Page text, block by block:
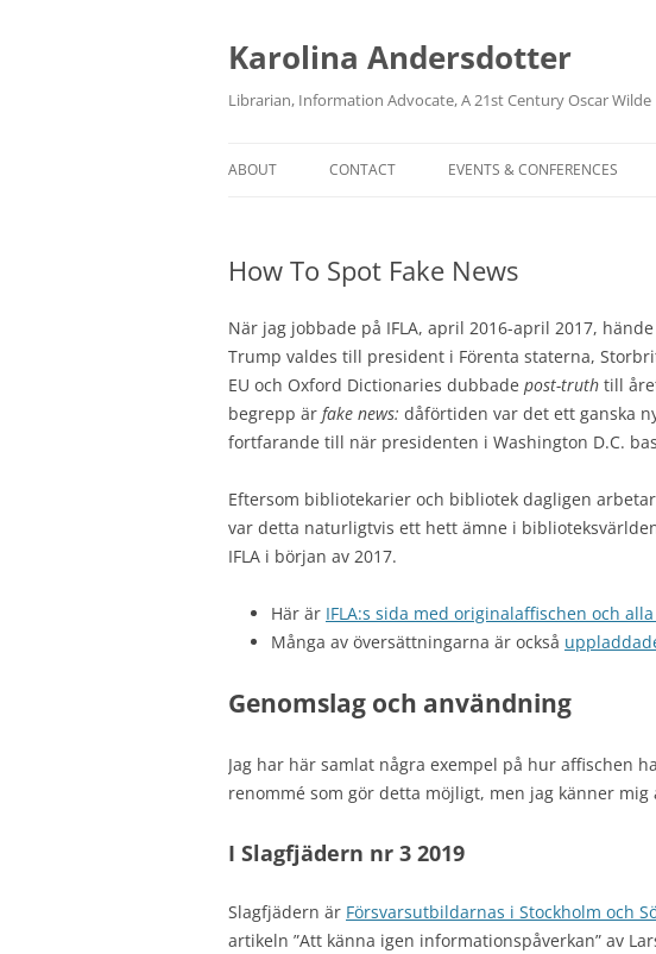
Karolina Andersdotter
Librarian, Information Advocate, A 21st Century Oscar Wilde
ABOUT CONTACT EVENTS & CONFERENCES
How To Spot Fake News
När jag jobbade på IFLA, april 2016-april 2017,
Trump valdes till president i Förenta staterna,
EU och Oxford Dictionaries dubbade post-truth till
begrepp är fake news: dåförtiden var det ett ganska
fortfarande till när presidenten i Washington D.C.
Eftersom bibliotekarier och bibliotek dagligen
var detta naturligtvis ett hett ämne i
IFLA i början av 2017.
Här är IFLA:s sida med originalaffischen och
Många av översättningarna är också
Genomslag och användning
Jag har här samlat några exempel på hur affischen
renommé som gör detta möjligt, men jag känner
I Slagfjädern nr 3 2019
Slagfjädern är Försvarsutbildarnas i Stockholm och
artikeln ”Att känna igen informationspåverkan” av